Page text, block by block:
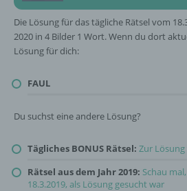
Die Lösung für das tägliche Rätsel vom
2020 in 4 Bilder 1 Wort. Wenn du dort
Lösung für dich:
FAUL
Du suchst eine andere Lösung?
Tägliches BONUS Rätsel: Zur Lösung
Rätsel aus dem Jahr 2019: Schau
18.3.2019, als Lösung gesucht war